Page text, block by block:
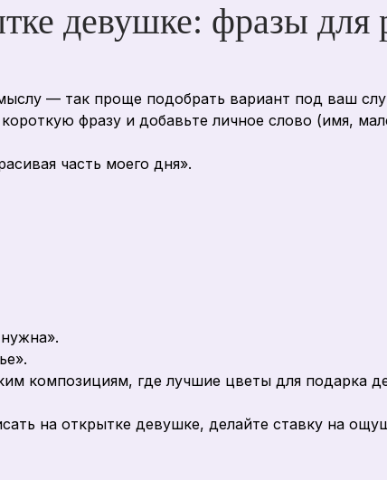
девушке: фразы для
— так проще подобрать вариант под ваш
фразу и добавьте личное слово (имя,
часть моего дня».
композициям, где лучшие цветы для подарка
на открытке девушке, делайте ставку на